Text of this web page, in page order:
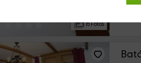
15 Fotos
para